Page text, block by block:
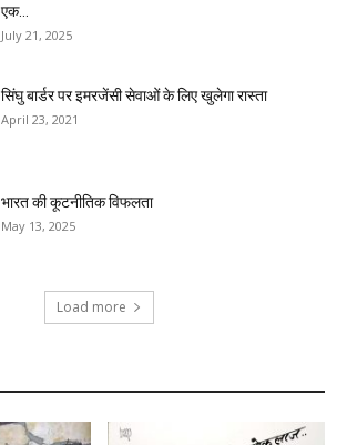
एक...
July 21, 2025
सिंघु बार्डर पर इमरजेंसी सेवाओं के लिए खुलेगा रास्ता
April 23, 2021
भारत की कूटनीतिक विफलता
May 13, 2025
Load more